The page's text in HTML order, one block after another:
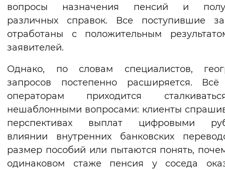
вопросы назначения пенсий и
различных справок. Все поступившие
отработаны с положительным
заявителей.
Однако, по словам специалистов,
запросов постепенно расширяется.
операторам приходится
нешаблонными вопросами: клиенты
перспективах выплат цифровыми
влиянии внутренних банковских
размер пособий или пытаются понять,
одинаковом стаже пенсия у соседа